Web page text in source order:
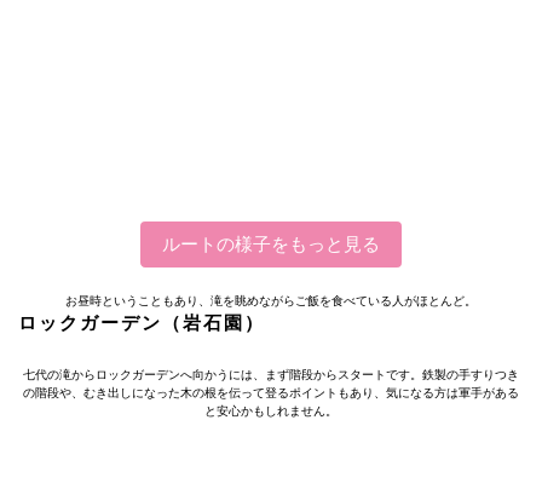
ルートの様子をもっと見る
お昼時ということもあり、滝を眺めながらご飯を食べている人がほとんど。
ロックガーデン（岩石園）
七代の滝からロックガーデンへ向かうには、まず階段からスタートです。鉄製の手すりつき
の階段や、むき出しになった木の根を伝って登るポイントもあり、気になる方は軍手がある
と安心かもしれません。